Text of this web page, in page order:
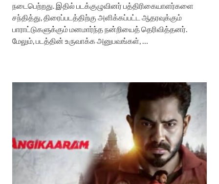
நடைபெற்றது. இதில் படக்குழுவினர் பத்திரிகையாளர்களை
சந்தித்து, திரைப்படத்திற்கு அளிக்கப்பட்ட ஆதரவுக்கும்
பாராட்டுகளுக்கும் மனமார்ந்த நன்றியைத் தெரிவித்தனர்.
மேலும், படத்தின் உருவாக்க அனுபவங்கள், …